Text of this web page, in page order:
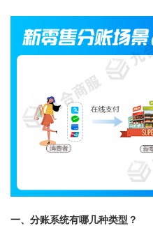
一、分账系统有哪几种类型？